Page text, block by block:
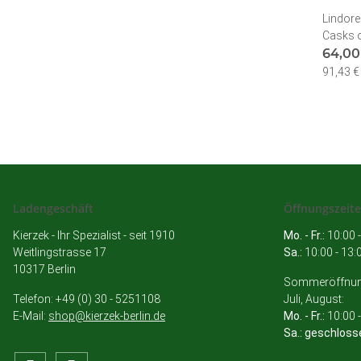
Casks
Malt
91,43 €
Ladengeschäft
Kierzek - Ihr Spezialist - seit 1910
Weitlingstrasse 17
10317 Berlin
Telefon: +49 (0) 30 - 5251108
E-Mail: shop@kierzek-berlin.de
Mo. - Fr.: 10:00
Sa.: 10:00 -
Juli, August:
Mo. - Fr.: 10:00
Sa.: